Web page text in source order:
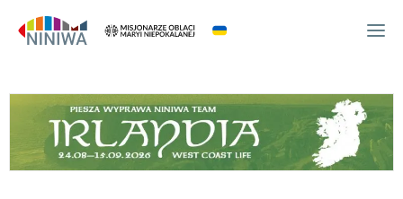
WYDARZENIA
O NAS
WSPÓLNOTA